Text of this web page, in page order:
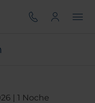
1 Noche